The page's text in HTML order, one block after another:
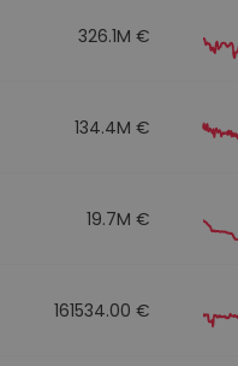
326.1M €
134.4M €
19.7M €
161534.00 €